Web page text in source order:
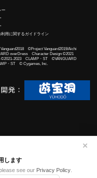
します
see our Privacy Policy.
✕
ー
利用に関するガイドライン
©Project Vanguard2019/Aichi
overDress Character Design ©2021
2023 CLAMP・ST ©VANGUARD
・ST © Cygames, Inc.